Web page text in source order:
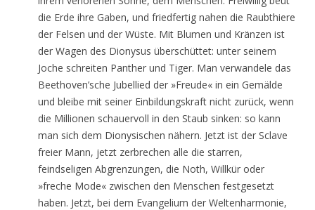
die Erde ihre Gaben, und friedfertig nahen die Raubthiere
der Felsen und der Wüste. Mit Blumen und Kränzen ist
der Wagen des Dionysus überschüttet: unter seinem
Joche schreiten Panther und Tiger. Man verwandele das
Beethoven’sche Jubellied der »Freude« in ein Gemälde
und bleibe mit seiner Einbildungskraft nicht zurück, wenn
die Millionen schauervoll in den Staub sinken: so kann
man sich dem Dionysischen nähern. Jetzt ist der Sclave
freier Mann, jetzt zerbrechen alle die starren,
feindseligen Abgrenzungen, die Noth, Willkür oder
»freche Mode« zwischen den Menschen festgesetzt
haben. Jetzt, bei dem Evangelium der Weltenharmonie,